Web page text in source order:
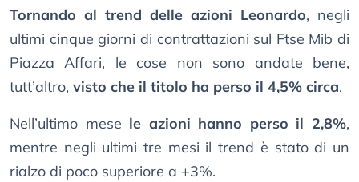
Tornando al trend delle azioni Leonardo, negli
ultimi cinque giorni di contrattazioni sul Ftse Mib di
Piazza Affari, le cose non sono andate bene,
tutt’altro, visto che il titolo ha perso il 4,5% circa.
Nell’ultimo mese le azioni hanno perso il 2,8%,
mentre negli ultimi tre mesi il trend è stato di un
rialzo di poco superiore a +3%.